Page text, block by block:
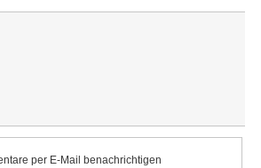
per E-Mail benachrichtigen